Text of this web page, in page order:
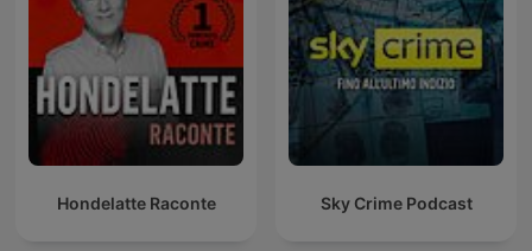
Hondelatte Raconte Sky Crime Podcast